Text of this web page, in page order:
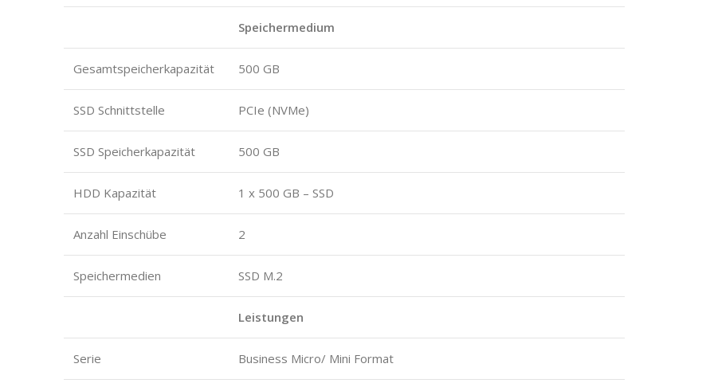
Speichermedium
Gesamtspeicherkapazität 500 GB
SSD Schnittstelle PCIe (NVMe)
SSD Speicherkapazität 500 GB
HDD Kapazität 1 x 500 GB – SSD
Anzahl Einschübe 2
Speichermedien SSD M.2
Leistungen
Serie Business Micro/ Mini Format